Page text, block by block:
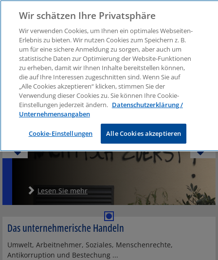
Corporate Social Responsibility
Quarterly - extra
Corporate Social Responsibility
2017
Lesen Sie mehr
Das unternehmerische Handeln
Umwelt, Arbeitnehmer, Soziales, Menschenrechte,
Antikorruption und Bestechung ...
Wir schätzen Ihre Privatsphäre
Wir verwenden Cookies, um Ihnen ein optimales Webseiten-
Erlebnis zu bieten. Wir nutzen Cookies zum Speichern z. B.
um für eine sichere Anmeldung zu sorgen, aber auch um
statistische Daten zur Optimierung der Website-Funktionen
zu erheben, damit wir Ihnen Inhalte bereitstellen können,
die auf Ihre Interessen zugeschnitten sind. Wenn Sie auf
„Alle Cookies akzeptieren“ klicken, stimmen Sie der
Verwendung dieser Cookies zu. Sie können Ihre Cookie-
Einstellungen jederzeit ändern. Datenschutzerklärung /
Unternehmensangaben
Cookie-Einstellungen Alle Cookies akzeptieren